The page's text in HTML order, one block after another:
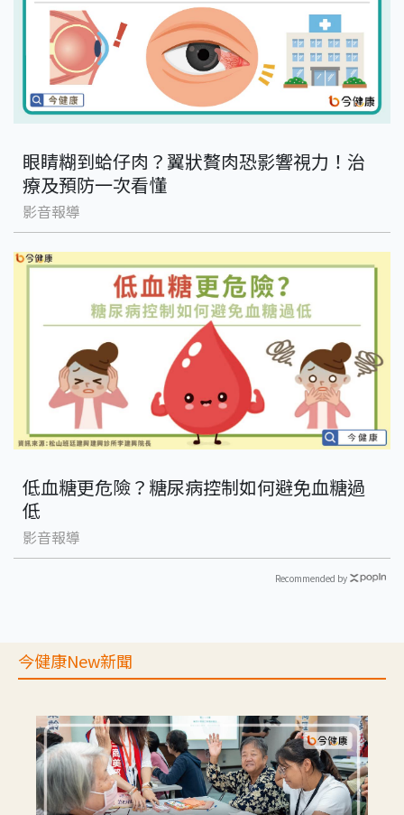
眼睛糊到蛤仔肉？翼狀贅肉恐影響視力！治
療及預防一次看懂
影音報導
低血糖更危險？糖尿病控制如何避免血糖過
低
影音報導
Recommended by
今健康New新聞